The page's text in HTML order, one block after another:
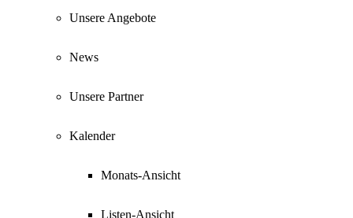
Unsere Angebote
News
Unsere Partner
Kalender
Monats-Ansicht
Listen-Ansicht